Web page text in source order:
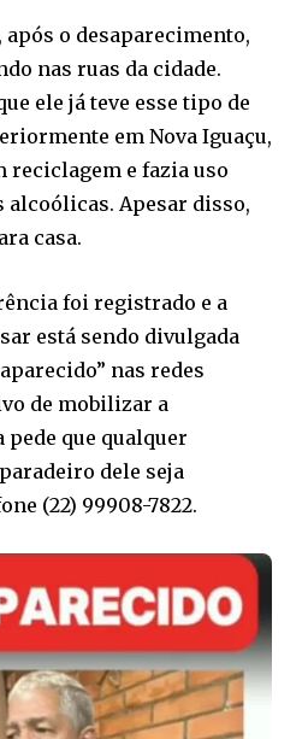
após o desaparecimento,
nas ruas da cidade.
ele já teve esse tipo de
em Nova Iguaçu,
reciclagem e fazia uso
alcoólicas. Apesar disso,
casa.
foi registrado e a
está sendo divulgada
nas redes
de mobilizar a
que qualquer
dele seja
(22) 99908-7822.